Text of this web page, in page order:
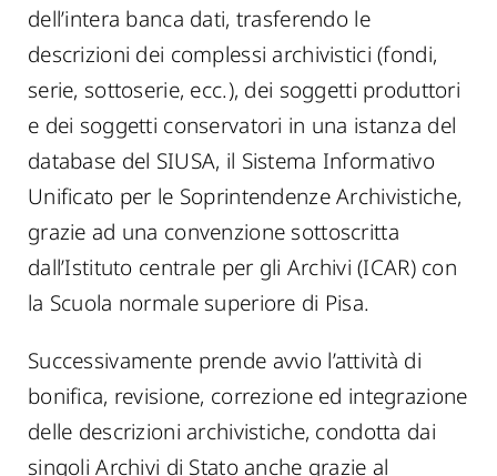
dell’intera banca dati, trasferendo le
descrizioni dei complessi archivistici (fondi,
serie, sottoserie, ecc.), dei soggetti produttori
e dei soggetti conservatori in una istanza del
database del SIUSA, il Sistema Informativo
Unificato per le Soprintendenze Archivistiche,
grazie ad una convenzione sottoscritta
dall’Istituto centrale per gli Archivi (ICAR) con
la Scuola normale superiore di Pisa.
Successivamente prende avvio l’attività di
bonifica, revisione, correzione ed integrazione
delle descrizioni archivistiche, condotta dai
singoli Archivi di Stato anche grazie al